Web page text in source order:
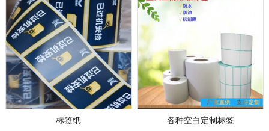
标签纸 各种空白定制标签